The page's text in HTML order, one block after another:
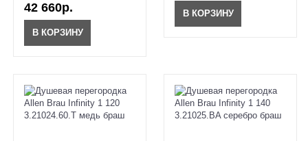
42 660р.
В КОРЗИНУ
В КОРЗИНУ